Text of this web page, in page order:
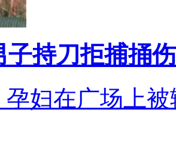
子持刀拒捕捅
孕妇在广场上